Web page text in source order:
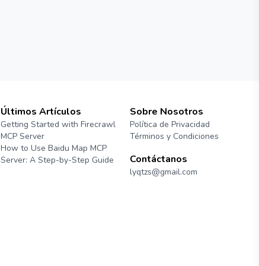
Últimos Artículos
Getting Started with Firecrawl
MCP Server
How to Use Baidu Map MCP
Server: A Step-by-Step Guide
Sobre Nosotros
Política de Privacidad
Términos y Condiciones
Contáctanos
lyqtzs@gmail.com